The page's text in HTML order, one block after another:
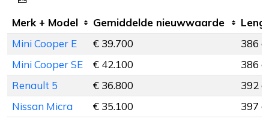
Merk + Model Gemiddelde nieuwwaarde
Mini Cooper E
€ 39.700
386
Mini Cooper SE
€ 42.100
386
Renault 5
€ 36.800
392
Nissan Micra
€ 35.100 397